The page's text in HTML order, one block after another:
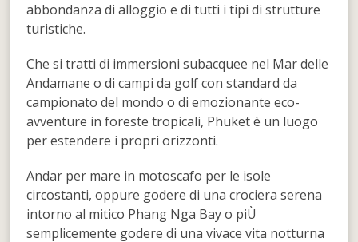
abbondanza di alloggio e di tutti i tipi di strutture
turistiche.
Che si tratti di immersioni subacquee nel Mar delle
Andamane o di campi da golf con standard da
campionato del mondo o di emozionante eco-
avventure in foreste tropicali, Phuket è un luogo
per estendere i propri orizzonti.
Andar per mare in motoscafo per le isole
circostanti, oppure godere di una crociera serena
intorno al mitico Phang Nga Bay o piÙ
semplicemente godere di una vivace vita notturna